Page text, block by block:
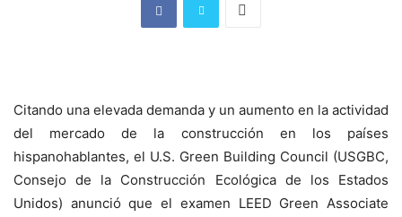
Citando una elevada demanda y un aumento en la actividad
del mercado de la construcción en los países
hispanohablantes, el U.S. Green Building Council (USGBC,
Consejo de la Construcción Ecológica de los Estados
Unidos) anunció que el examen LEED Green Associate